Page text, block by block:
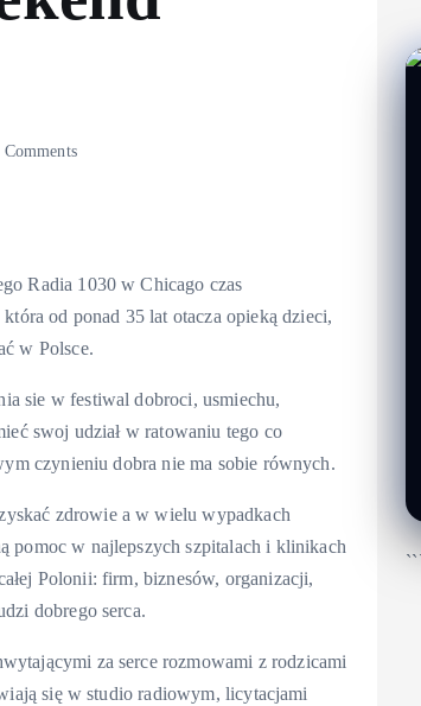
Comments
Radia 1030 w Chicago czas
od ponad 35 lat otacza opieką dzieci,
w Polsce.
sie w festiwal dobroci, usmiechu,
swoj udział w ratowaniu tego co
czynieniu dobra nie ma sobie równych.
zdrowie a w wielu wypadkach
pomoc w najlepszych szpitalach i klinikach
Polonii: firm, biznesów, organizacji,
dobrego serca.
za serce rozmowami z rodzicami
się w studio radiowym, licytacjami